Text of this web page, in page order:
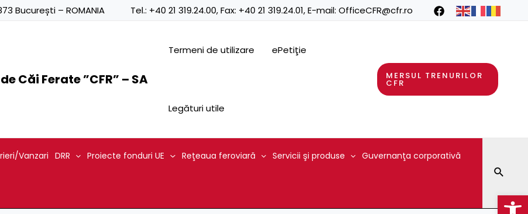
București – ROMANIA Tel.: +40 21 319.24.00, Fax: +40 21 319.24.01, E-mail: OfficeCFR@cfr.ro
Căi Ferate ”CFR” – SA
Termeni de utilizare ePetiţie
Legături utile
MERSUL TRENURILOR
CFR
Vanzari DRR Proiecte fonduri UE Reţeaua feroviară Servicii şi produse Guvernanţa corporativă